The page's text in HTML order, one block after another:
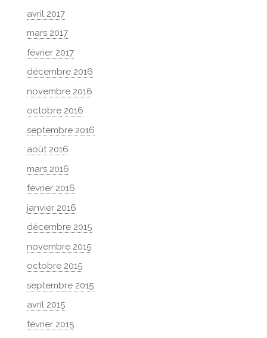
avril 2017
mars 2017
février 2017
décembre 2016
novembre 2016
octobre 2016
septembre 2016
août 2016
mars 2016
février 2016
janvier 2016
décembre 2015
novembre 2015
octobre 2015
septembre 2015
avril 2015
février 2015